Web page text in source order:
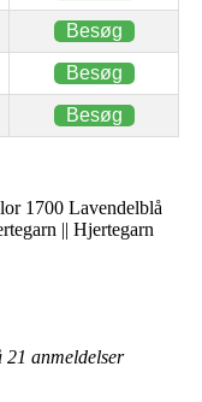
Besøg
Besøg
Besøg
1700 Lavendelblå
|| Hjertegarn
21 anmeldelser